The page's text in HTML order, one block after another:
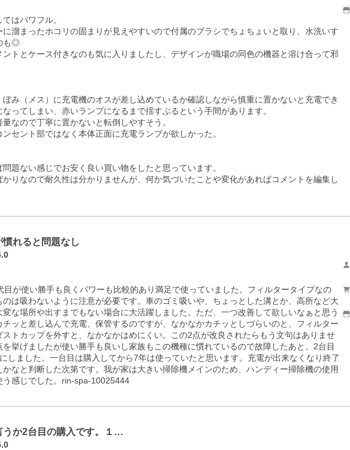
はパワフル。
溜まったホコリの固まりが見えやすいので付属のブラシでちょちょいと取り、水洗いす
も◎
ントとケース付きなのも気に入りましたし、デザインが職場の同色の機器と溶け合って邪
ぼみ（メス）に充電機のオスが差し込めているか確認しながら慎重に置かないと充電でき
ってしまい、赤いランプになるまで揺すぶるという手間があります。
なので丁寧に置かないと転倒しやすそう。
セント部ではなく本体正面に充電ランプが欲しかった。
題ない感じでお安く良い買い物をしたと思っています。
かりなので耐久性は分かりませんが、何か気づいたことや変化があればコメントを編集し
れると問題なし
目が使い勝手も良くパワーも比較的あり満足で使っていました。フィルタータイプなの
のは吸わないように注意が必要です。車のゴミ吸いや、ちょっとした溝とか、高所など大
変な場所や出すまでもない場合に大活躍しました。ただ、一つ改善して欲しいなぁと思う
ッと差し込んで充電、保管するのですが、なかなかカチッとしづらいのと、フィルター
ストカップを外すと、なかなかはめにくい。この2点が改良されたらもう文句はありませ
を挙げましたが使い勝手も良いし家族もこの機種に慣れているので故障したあと、2台目
しました。一台目は購入してから7年は使っていたと思います。充電が出来なくなり終了
なと判断した次第です。我が家は大きい掃除機メインのため、ハンディー掃除機の使用
う感じでした。rin-spa-10025444
うか2台目の購入です。１…